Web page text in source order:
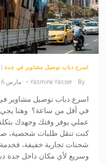
اسرع دباب توصيل مشاوير في جدة |
By
Yasmine Yasser مارس 16, 2026
اسرع دباب توصيل مشاوير
في أقل من ساعة؟ وهنا
عملي يوفر وقتك وجهدك
كنت تنقل طلبات شخصية،
شحنات تجارية خفيفة،
وسريع لأي مكان داخل جدة